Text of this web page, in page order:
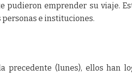
pudieron emprender su viaje.
e instituciones.
precedente (lunes), ellos han